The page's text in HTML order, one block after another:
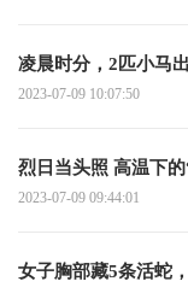
凌晨时分，2匹小马
2023-07-09 10:07:50
烈日当头照 高温下
2023-07-09 09:44:01
女子胸部藏5条活蛇